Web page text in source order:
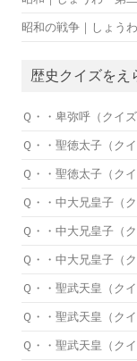
昭和の戦争｜しょう
歴史クイズをえ
Ｑ・・卑弥呼（クイ
Ｑ・・聖徳太子（クイ
Ｑ・・聖徳太子（クイ
Ｑ・・中大兄皇子（
Ｑ・・中大兄皇子（ク
Ｑ・・中大兄皇子（ク
Ｑ・・聖武天皇（ク
Ｑ・・聖武天皇（クイ
Ｑ・・聖武天皇（クイ